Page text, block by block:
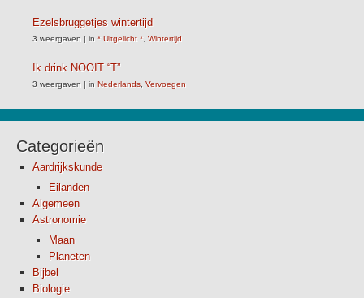
Ezelsbruggetjes wintertijd
3 weergaven | in * Uitgelicht * Wintertijd
Ik drink NOOIT “T”
3 weergaven | in Nederlands Vervoegen
Categorieën
Aardrijkskunde
Eilanden
Algemeen
Astronomie
Maan
Planeten
Bijbel
Biologie